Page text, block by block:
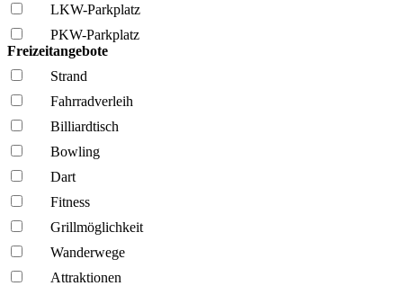
LKW-Parkplatz
PKW-Parkplatz
Freizeitangebote
Strand
Fahrrad­verleih
Billiardtisch
Bowling
Dart
Fitness
Grillmöglich­keit
Wanderwege
Attraktionen